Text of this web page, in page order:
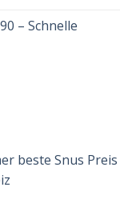
– Schnelle
beste Snus Preis